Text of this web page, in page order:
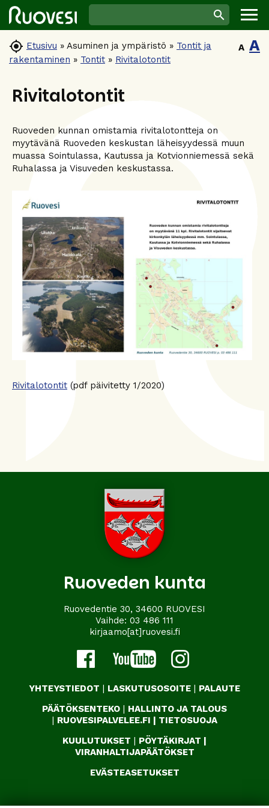
 Etusivu » Asuminen ja ympäristö » Tontit ja
rakentaminen » Tontit » Rivitalotontit
A A
Rivitalotontit
Ruoveden kunnan omistamia rivitalotontteja on
myytävänä Ruoveden keskustan läheisyydessä muun
muassa Sointulassa, Kautussa ja Kotvionniemessä sekä
Ruhalassa ja Visuveden keskustassa.
Rivitalotontit (pdf päivitetty 1/2020)
Ruoveden kunta
Ruovedentie 30, 34600 RUOVESI
Vaihde: 03 486 111
kirjaamo[at]ruovesi.fi
YHTEYSTIEDOT LASKUTUSOSOITE
PALAUTE
PÄÄTÖKSENTEKO
HALLINTO JA TALOUS
RUOVESIPALVELEE.FI
TIETOSUOJA
KUULUTUKSET
PÖYTÄKIRJAT
VIRANHALTIJAPÄÄTÖKSET
EVÄSTEASETUKSET